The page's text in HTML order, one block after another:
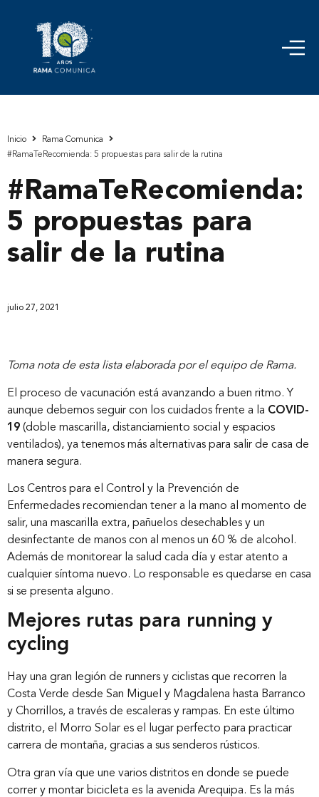
Inicio
Rama Comunica
#RamaTeRecomienda: 5 propuestas para salir de la rutina
#RamaTeRecomienda:
5 propuestas para
salir de la rutina
julio 27, 2021
Toma nota de esta lista elaborada por el equipo de Rama.
El proceso de vacunación está avanzando a buen ritmo. Y
aunque debemos seguir con los cuidados frente a la COVID-
19 (doble mascarilla, distanciamiento social y espacios
ventilados), ya tenemos más alternativas para salir de casa de
manera segura.
Los Centros para el Control y la Prevención de
Enfermedades recomiendan tener a la mano al momento de
salir, una mascarilla extra, pañuelos desechables y un
desinfectante de manos con al menos un 60 % de alcohol.
Además de monitorear la salud cada día y estar atento a
cualquier síntoma nuevo. Lo responsable es quedarse en casa
si se presenta alguno.
Mejores rutas para running y
cycling
Hay una gran legión de runners y ciclistas que recorren la
Costa Verde desde San Miguel y Magdalena hasta Barranco
y Chorrillos, a través de escaleras y rampas. En este último
distrito, el Morro Solar es el lugar perfecto para practicar
carrera de montaña, gracias a sus senderos rústicos.
Otra gran vía que une varios distritos en donde se puede
correr y montar bicicleta es la avenida Arequipa. Es la más